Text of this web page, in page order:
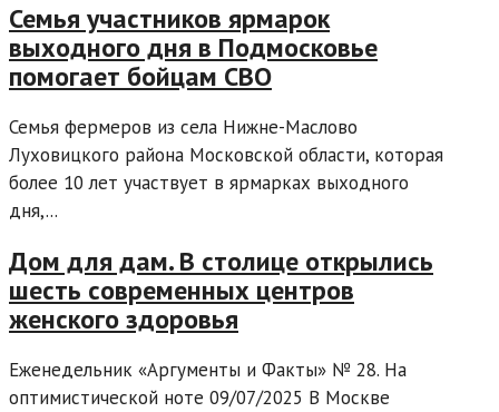
Семья участников ярмарок
выходного дня в Подмосковье
помогает бойцам СВО
Семья фермеров из села Нижне-Маслово
Луховицкого района Московской области, которая
более 10 лет участвует в ярмарках выходного
дня,...
Дом для дам. В столице открылись
шесть современных центров
женского здоровья
Еженедельник «Аргументы и Факты» № 28. На
оптимистической ноте 09/07/2025 В Москве